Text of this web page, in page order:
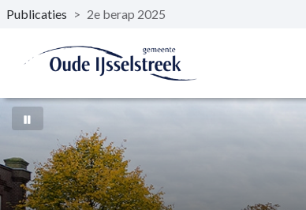
Naar hoofdinhoud
Publicaties > 2e berap 2025